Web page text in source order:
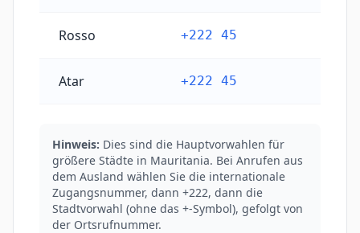
Rosso +222 45
Atar +222 45
Hinweis: Dies sind die Hauptvorwahlen für
größere Städte in Mauritania. Bei Anrufen aus
dem Ausland wählen Sie die internationale
Zugangsnummer, dann +222, dann die
Stadtvorwahl (ohne das +-Symbol), gefolgt von
der Ortsrufnummer.